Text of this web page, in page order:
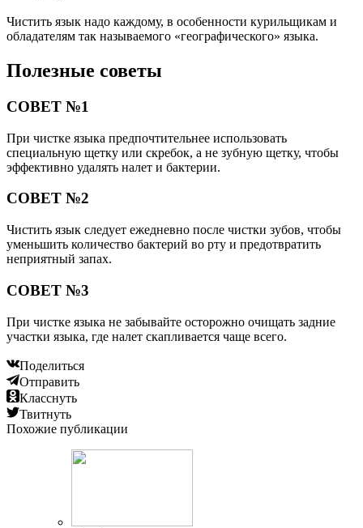
Чистить язык надо каждому, в особенности курильщикам и
обладателям так называемого «географического» языка.
Полезные советы
СОВЕТ №1
При чистке языка предпочтительнее использовать
специальную щетку или скребок, а не зубную щетку, чтобы
эффективно удалять налет и бактерии.
СОВЕТ №2
Чистить язык следует ежедневно после чистки зубов, чтобы
уменьшить количество бактерий во рту и предотвратить
неприятный запах.
СОВЕТ №3
При чистке языка не забывайте осторожно очищать задние
участки языка, где налет скапливается чаще всего.
Поделиться
Отправить
Класснуть
Твитнуть
Похожие публикации